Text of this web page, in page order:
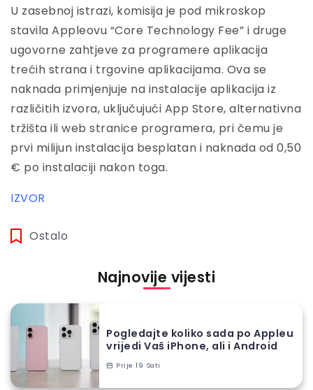
U zasebnoj istrazi, komisija je pod mikroskop
stavila Appleovu “Core Technology Fee” i druge
ugovorne zahtjeve za programere aplikacija
trećih strana i trgovine aplikacijama. Ova se
naknada primjenjuje na instalacije aplikacija iz
različitih izvora, uključujući App Store, alternativna
tržišta ili web stranice programera, pri čemu je
prvi milijun instalacija besplatan i naknada od 0,50
€ po instalaciji nakon toga.
IZVOR
Ostalo
Najnovije vijesti
Pogledajte koliko sada po Appleu
vrijedi Vaš iPhone, ali i Android
Prije 19 Sati